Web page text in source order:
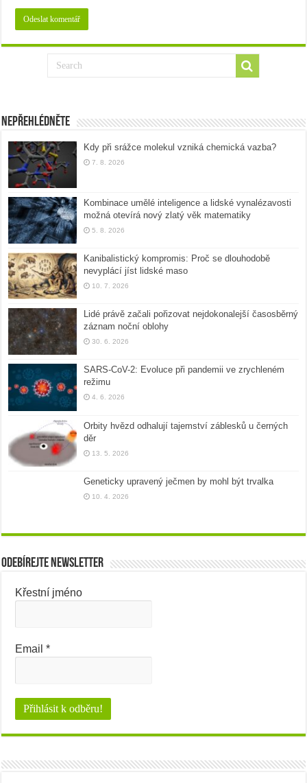
Nepřehlédněte
Kdy při srážce molekul vzniká chemická vazba?
7. 8. 2026
Kombinace umělé inteligence a lidské vynalézavosti
možná otevírá nový zlatý věk matematiky
5. 8. 2026
Kanibalistický kompromis: Proč se dlouhodobě
nevyplácí jíst lidské maso
10. 7. 2026
Lidé právě začali pořizovat nejdokonalejší časosběrný
záznam noční oblohy
30. 6. 2026
SARS-CoV-2: Evoluce při pandemii ve zrychleném
režimu
4. 6. 2026
Orbity hvězd odhalují tajemství záblesků u černých
děr
13. 5. 2026
Geneticky upravený ječmen by mohl být trvalka
10. 4. 2026
Odebírejte newsletter
Křestní jméno
Email*